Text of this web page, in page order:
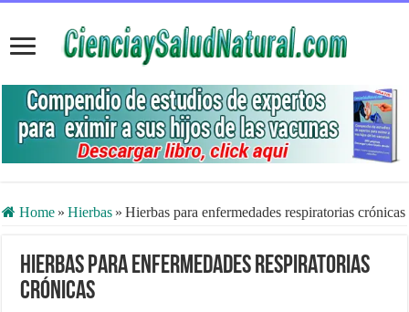
Home » Hierbas » Hierbas para enfermedades respiratorias crónicas
Hierbas para enfermedades respiratorias
crónicas